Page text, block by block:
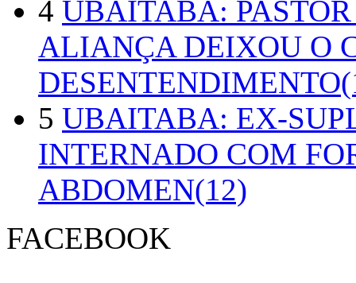
4 UBAITABA:
ALIANÇA DEIXOU O
5 UBAITABA: EX-
INTERNADO COM
ABDOMEN(12)
FACEBOOK